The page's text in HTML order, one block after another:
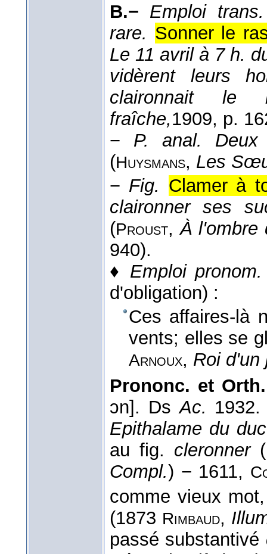
B.− Emploi trans.
rare. Sonner le
Le 11 avril à 7 h.
vidèrent leurs
claironnait le
fraîche,1909, p.
− P. anal.
(Huysmans, Les
− Fig. Clamer à
claironner ses
(Proust,À l'ombre
940).
♦ Emploi pronom.
d'obligation) :
Ces affaires-là
vents; elles se
Arnoux, Roi d'un
Prononc. et
ɔn]. DsAc.
Epithalame du
au fig. cleronner(
Compl.) − 1611,
comme vieux
(1873 Rimbaud,
passé substantivé